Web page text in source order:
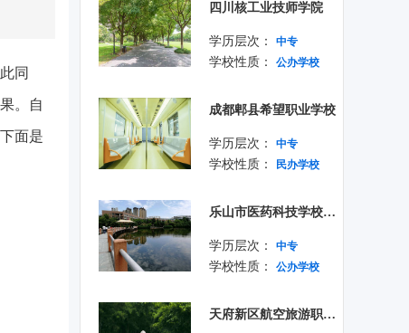
同
。自
面是
四川核工业技师学院
学历层次： 中专
学校性质： 公办学校
成都郫县希望职业学校
学历层次： 中专
学校性质： 民办学校
乐山市医药科技学校成都校区
学历层次： 中专
学校性质： 公办学校
天府新区航空旅游职业学院